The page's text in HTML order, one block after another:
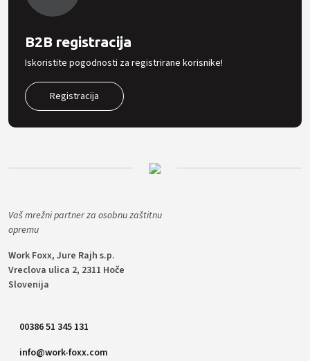
B2B registracija
Iskoristite pogodnosti za registrirane korisnike!
Registracija
Vaš mrežni partner za osobnu zaštitnu
opremu
Work Foxx, Jure Rajh s.p.
Vreclova ulica 2, 2311 Hoče
Slovenija
00386 51 345 131
info@work-foxx.com